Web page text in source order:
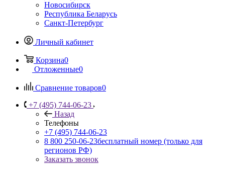
Новосибирск
Республика Беларусь
Санкт-Петербург
Личный кабинет
Корзина0
Отложенные0
Сравнение товаров0
+7 (495) 744-06-23
Назад
Телефоны
+7 (495) 744-06-23
8 800 250-06-23бесплатный номер (только для
регионов РФ)
Заказать звонок